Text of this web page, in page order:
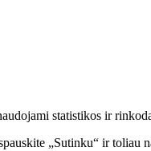
statistikos ir
„Sutinku“ ir toliau